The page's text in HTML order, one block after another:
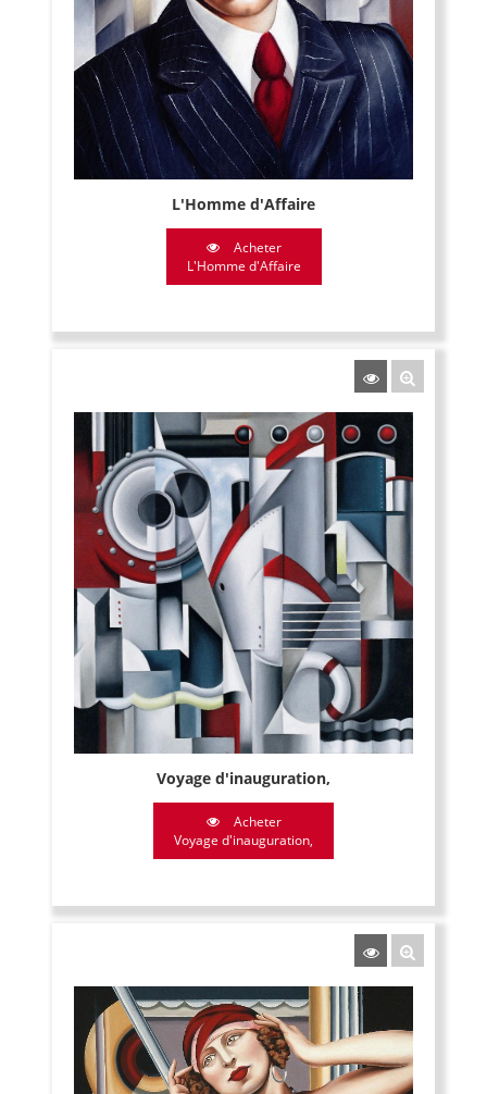
L'Homme d'Affaire
Acheter
L'Homme d'Affaire
Voyage d'inauguration,
Acheter
Voyage d'inauguration,